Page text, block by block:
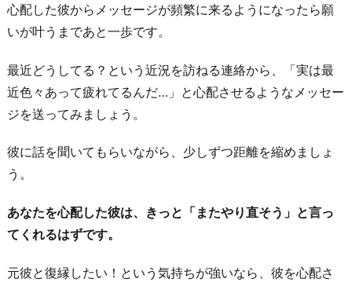
め
に
す
4.
ル
ラ
イ
心配した彼からメッセージが頻繁に来るようになったら願
いが叶うまであと一歩です。
最近どうしてる？という近況を訪ねる連絡から、「実は最
近色々あって疲れてるんだ…」と心配させるようなメッセー
ジを送ってみましょう。
彼に話を聞いてもらいながら、少しずつ距離を縮めましょ
う。
あなたを心配した彼は、きっと「またやり直そう」と言っ
てくれるはずです。
元彼と復縁したい！という気持ちが強いなら、彼を心配さ